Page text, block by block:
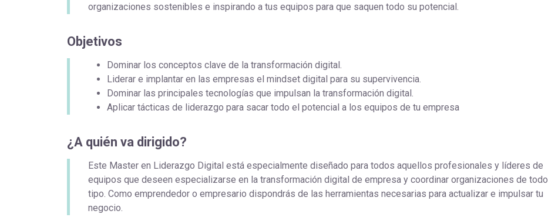
organizaciones sostenibles e inspirando a tus equipos para que saquen todo su potencial.
Objetivos
Dominar los conceptos clave de la transformación digital.
Liderar e implantar en las empresas el mindset digital para su supervivencia.
Dominar las principales tecnologías que impulsan la transformación digital.
Aplicar tácticas de liderazgo para sacar todo el potencial a los equipos de tu empresa
¿A quién va dirigido?
Este Master en Liderazgo Digital está especialmente diseñado para todos aquellos profesionales y líderes de
equipos que deseen especializarse en la transformación digital de empresa y coordinar organizaciones de todo
tipo. Como emprendedor o empresario dispondrás de las herramientas necesarias para actualizar e impulsar tu
negocio.